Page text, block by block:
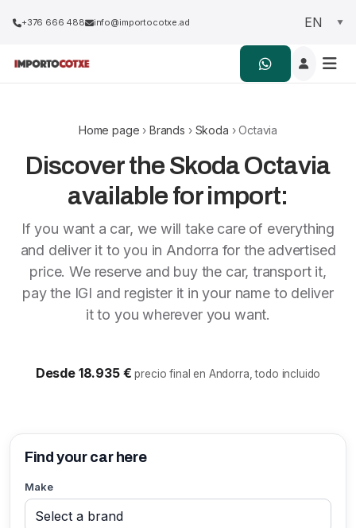
+376 666 488 info@importocotxe.ad
Home page › Brands › Skoda › Octavia
Discover the Skoda Octavia
available for import:
If you want a car, we will take care of everything
and deliver it to you in Andorra for the advertised
price. We reserve and buy the car, transport it,
pay the IGI and register it in your name to deliver
it to you wherever you want.
Desde 18.935 €precio final en Andorra, todo incluido
Find your car here
Make